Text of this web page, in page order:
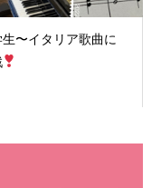
〜イタリア歌曲に